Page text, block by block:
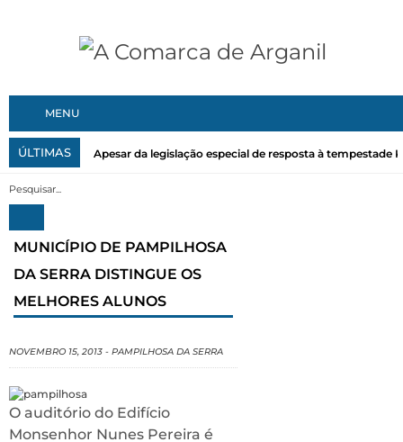
MENU
ÚLTIMAS Apesar da legislação especial de resposta à tempestade
MUNICÍPIO DE PAMPILHOSA
DA SERRA DISTINGUE OS
MELHORES ALUNOS
NOVEMBRO 15, 2013 - PAMPILHOSA DA SERRA
O auditório do Edifício
Monsenhor Nunes Pereira é